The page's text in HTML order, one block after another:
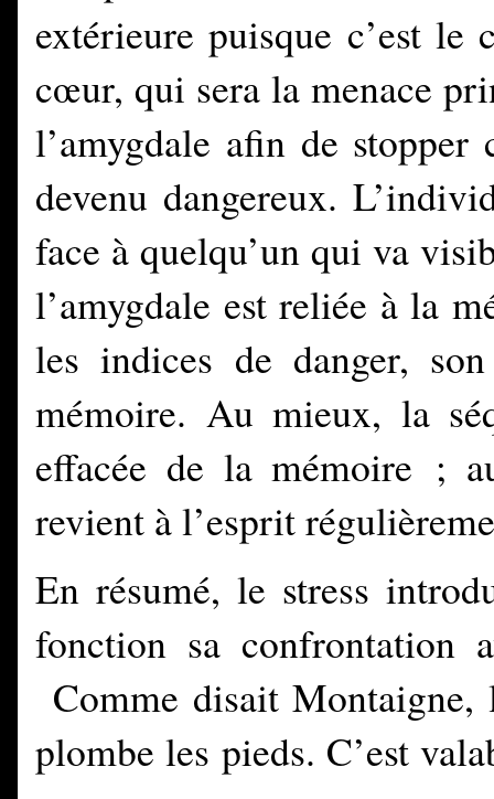
extérieure puisque c’est
cœur, qui sera la menace
l’amygdale afin de
devenu dangereux.
face à quelqu’un qui va
l’amygdale est reliée à la
les indices de danger,
mémoire. Au mieux, la
effacée de la mémoire ;
revient à l’esprit
En résumé, le stress
fonction sa confrontation
Comme disait
plombe les pieds. C’est